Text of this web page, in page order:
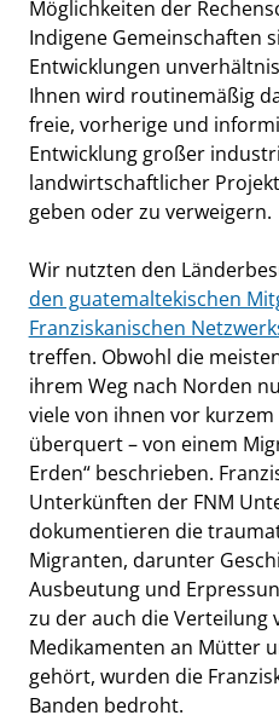
Möglichkeiten der
Indigene Gemeinschaften
Entwicklungen
Ihnen wird routinemäßig
freie, vorherige und
Entwicklung großer
landwirtschaftlicher
geben oder zu verweigern.
Wir nutzten den
den guatemaltekischen
Franziskanischen
treffen. Obwohl die
ihrem Weg nach Norden
viele von ihnen vor
überquert – von einem
Erden“ beschrieben.
Unterkünften der FNM
dokumentieren die
Migranten, darunter
Ausbeutung und
zu der auch die Verteilung
Medikamenten an Mütter
gehört, wurden die
Banden bedroht.